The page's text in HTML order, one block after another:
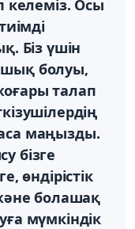
келеміз. Осы
Біз үшін
болуы,
талап
маңызды.
бізге
өндірістік
болашақ
мүмкіндік